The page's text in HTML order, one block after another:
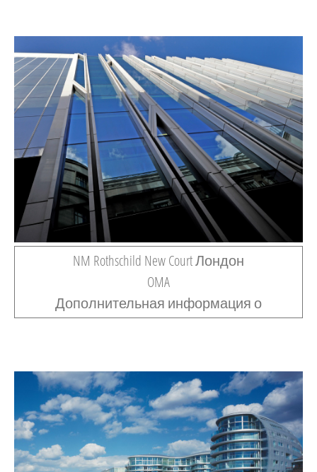
NM Rothschild New Court Лондон
OMA
Дополнительная информация о